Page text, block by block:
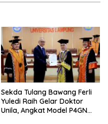
Sekda Tulang Bawang Ferli
Yuledi Raih Gelar Doktor
Unila, Angkat Model P4GN